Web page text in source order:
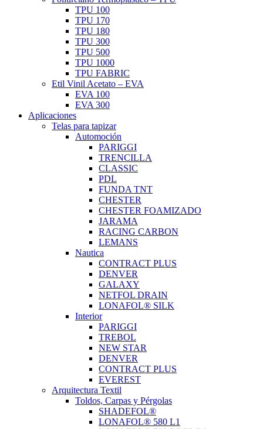
TPU 100
TPU 170
TPU 180
TPU 300
TPU 500
TPU 1000
TPU FABRIC
Etil Vinil Acetato – EVA
EVA 100
EVA 300
Aplicaciones
Telas para tapizar
Automoción
PARIGGI
TRENCILLA
CLASSIC
PDL
FUNDA TNT
CHESTER
CHESTER FOAMIZADO
JARAMA
RACING CARBON
LEMANS
Nautica
CONTRACT PLUS
DENVER
GALAXY
NETFOL DRAIN
LONAFOL® SILK
Interior
PARIGGI
TREBOL
NEW STAR
DENVER
CONTRACT PLUS
EVEREST
Arquitectura Textil
Toldos, Carpas y Pérgolas
SHADEFOL®
LONAFOL® 580 L1